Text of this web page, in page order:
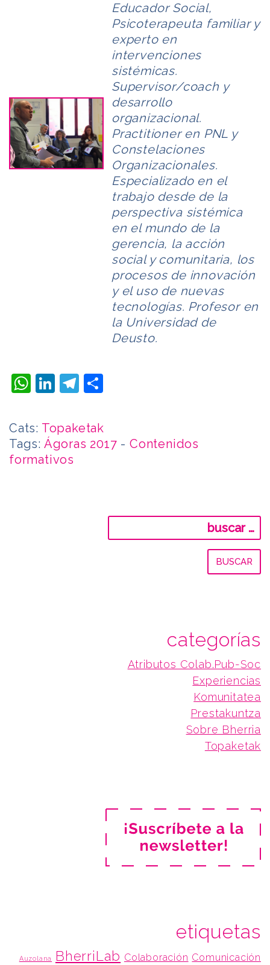
Educador Social,
Psicoterapeuta familiar y
experto en
intervenciones
sistémicas.
Supervisor/coach y
desarrollo
organizacional.
Practitioner en PNL y
Constelaciones
Organizacionales.
Especializado en el
trabajo desde de la
perspectiva sistémica
en el mundo de la
gerencia, la acción
social y comunitaria, los
procesos de innovación
y el uso de nuevas
tecnologías. Profesor en
la Universidad de
Deusto.
WhatsApp
LinkedIn
Telegram
Cats: Topaketak
Tags: Ágoras 2017 -Contenidos
formativos
categorías
Atributos Colab.Pub-Soc
Experiencias
Komunitatea
Prestakuntza
Sobre Bherria
Topaketak
etiquetas
Auzolana BherriLab Colaboración Comunicación